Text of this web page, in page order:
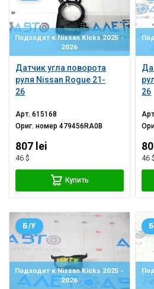
Подходит к Nissan Kicks 2025 -
2026
Датчик угла поворота
руля Nissan Rogue 21-
26
Арт.615168
Ориг. номер479456RA0B
807 lei
46 $
Купить
26
46
Подходит к Nissan Kicks 2025 -
2026
Б/У